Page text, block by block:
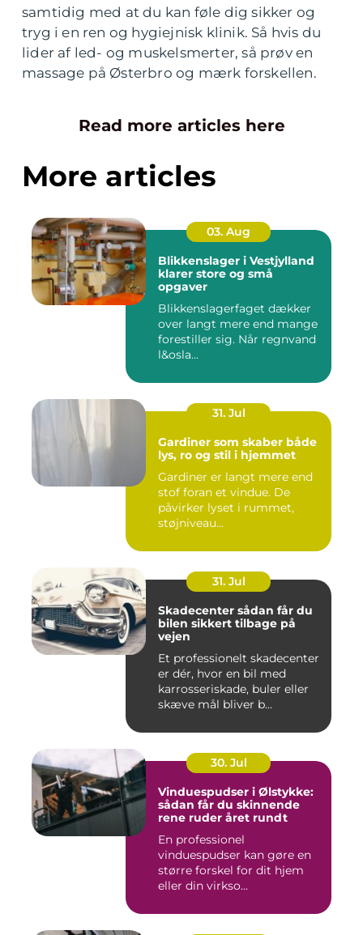
samtidig med at du kan føle dig sikker og
tryg i en ren og hygiejnisk klinik. Så hvis du
lider af led- og muskelsmerter, så prøv en
massage på Østerbro og mærk forskellen.
Read more articles here
More articles
03. Aug
Blikkenslager i Vestjylland
klarer store og små
opgaver
Blikkenslagerfaget dækker
over langt mere end mange
forestiller sig. Når regnvand
l&osla...
31. Jul
Gardiner som skaber både
lys, ro og stil i hjemmet
Gardiner er langt mere end
stof foran et vindue. De
påvirker lyset i rummet,
støjniveau...
31. Jul
Skadecenter sådan får du
bilen sikkert tilbage på
vejen
Et professionelt skadecenter
er dér, hvor en bil med
karrosseriskade, buler eller
skæve mål bliver b...
30. Jul
Vinduespudser i Ølstykke:
sådan får du skinnende
rene ruder året rundt
En professionel
vinduespudser kan gøre en
større forskel for dit hjem
eller din virkso...